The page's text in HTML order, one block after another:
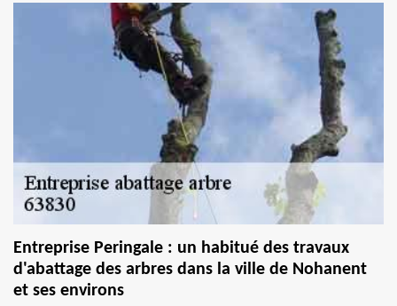
Entreprise Peringale : un habitué des travaux
d'abattage des arbres dans la ville de Nohanent
et ses environs